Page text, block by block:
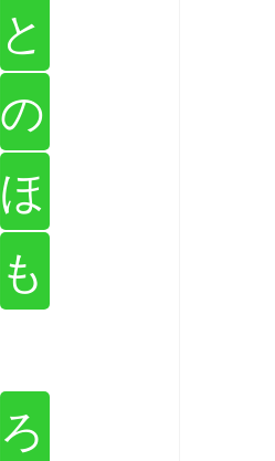
と
の
ほ
も
ろ